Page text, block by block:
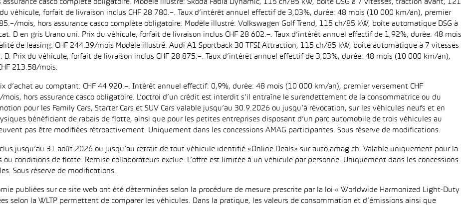
casco complète obligatoire. Modèle illustré: Skoda Fabia Dynamic, 115 ch/85 kW, boîte DSG à 7 vitesses, traction avant, 121
véhicule, forfait de livraison inclus CHF 28 780.–. Taux d’intérêt annuel effectif de 3,03%, durée: 48 mois (10 000 km/an), premier
mois, hors assurance casco complète obligatoire. Modèle illustré: Volkswagen Golf Trend, 115 ch/85 kW, boîte automatique DSG à
D en gris Urano uni. Prix du véhicule, forfait de livraison inclus CHF 28 602.–. Taux d’intérêt annuel effectif de 1,92%, durée: 48 mois
de leasing: CHF 244.39/mois Modèle illustré: Audi A1 Sportback 30 TFSI Attraction, 115 ch/85 kW, boîte automatique à 7 vitesses
Prix du véhicule, forfait de livraison inclus CHF 28 875.–. Taux d’intérêt annuel effectif de 3,03%, durée: 48 mois (10 000 km/an),
213.58/mois.
d’achat au comptant: CHF 44 920.–. Intérêt annuel effectif: 0,9%, durée: 48 mois (10 000 km/an), premier versement CHF
hors assurance casco obligatoire. L’octroi d’un crédit est interdit s’il entraîne le surendettement de la consommatrice ou du
pour les Family Cars, Starter Cars et SUV Cars valable jusqu’au 30.9.2026 ou jusqu’à révocation, sur les véhicules neufs et en
bénéficiant de rabais de flotte, ainsi que pour les petites entreprises disposant d’un parc automobile de trois véhicules au
pas être modifiées rétroactivement. Uniquement dans les concessions AMAG participantes. Sous réserve de modifications.
jusqu’au 31 août 2026 ou jusqu’au retrait de tout véhicule identifié «Online Deals» sur auto.amag.ch. Valable uniquement pour la
conditions de flotte. Remise collaborateurs exclue. L’offre est limitée à un véhicule par personne. Uniquement dans les concessions
Sous réserve de modifications.
publiées sur ce site web ont été déterminées selon la procédure de mesure prescrite par la loi « Worldwide Harmonized Light-Duty
selon la WLTP permettent de comparer les véhicules. Dans la pratique, les valeurs de consommation et d’émissions ainsi que